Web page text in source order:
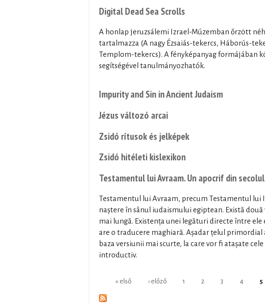
Digital Dead Sea Scrolls
A honlap jeruzsálemi Izrael-Múzemban őrzött
tartalmazza (A nagy Ézsaiás-tekercs, Háborús-
Templom-tekercs). A fényképanyag formájában
segítségével tanulmányozhatók.
Impurity and Sin in Ancient Judaism
Jézus változó arcai
Zsidó rítusok és jelképek
Zsidó hitéleti kislexikon
Testamentul lui Avraam. Un apocrif din
Testamentul lui Avraam, precum Testamentul lui
naștere în sânul iudaismului egiptean. Există
mai lungă. Existența unei legături directe între
are o traducere maghiară. Așadar țelul
baza versiunii mai scurte, la care vor fi atașate
introductiv.
Oldalak
« első ‹ előző 1 2 3 4 5